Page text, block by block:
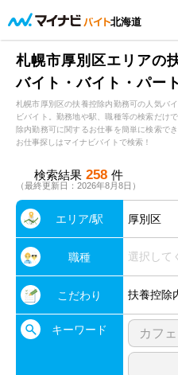
北海道
札幌市厚別区エリアの
バイト・バイト・パー
札幌市厚別区の扶養控除内勤務可の人気バ
ビバイト。勤務地や駅、職種等の検索だけ
除内勤務可に関するお仕事を簡単に検索で
お仕事探しはマイナビバイトで検索！
検索結果 258 件
（最終更新日：2026年8月8日）
エリア/駅 厚別区
職種 選択して
こだわり 扶養控除
キーワード